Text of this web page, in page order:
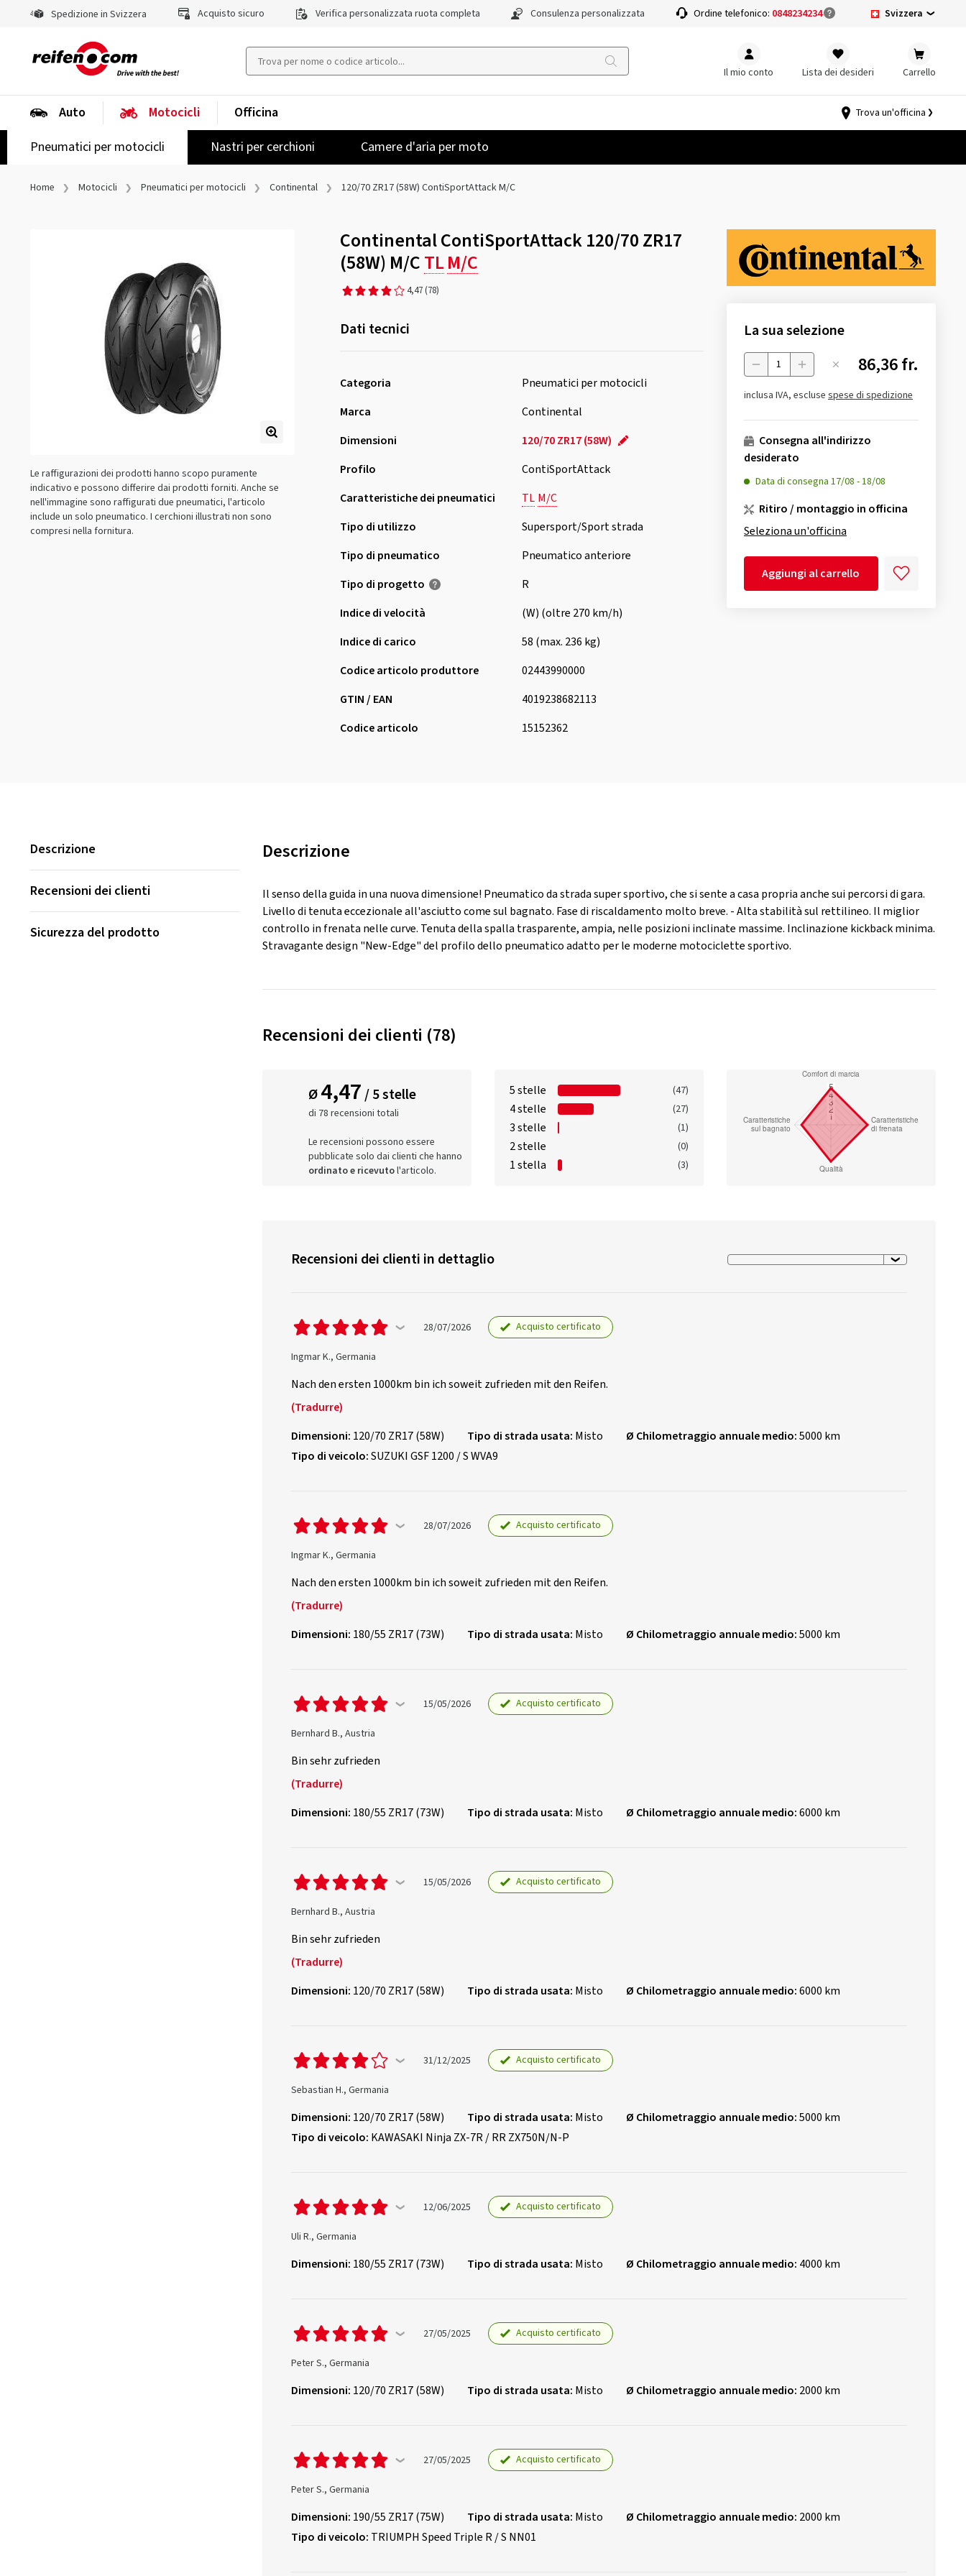
Spedizione in Svizzera Acquisto sicuro Verifica personalizzata ruota completa Consulenza personalizzata Ordine telefonico: 0848234234 Svizzera
Il mio conto Lista dei desideri Carrello
Auto
Motocicli
Pneumatici per motocicli
Nastri per cerchioni Camere d'aria per moto
Officina Trova un'officina
Home Motocicli Pneumatici per motocicli Continental 120/70 ZR17 (58W) ContiSportAttack M/C
Le raffigurazioni dei prodotti hanno scopo puramente
indicativo e possono differire dai prodotti forniti. Anche se
nell'immagine sono raffigurati due pneumatici, l'articolo
include un solo pneumatico. I cerchioni illustrati non sono
compresi nella fornitura.
Continental ContiSportAttack 120/70 ZR17
(58W) M/CTLM/C
4,47 (78)
Dati tecnici
Categoria
Pneumatici per motocicli
Marca
Continental
Dimensioni
120/70 ZR17 (58W)
Profilo
ContiSportAttack
Caratteristiche dei pneumatici
TL M/C
Tipo di utilizzo
Supersport/Sport strada
Tipo di pneumatico
Pneumatico anteriore
Tipo di progetto
R
Indice di velocità
(W) (oltre 270 km/h)
Indice di carico
58 (max. 236 kg)
Codice articolo produttore
02443990000
GTIN / EAN
4019238682113
Codice articolo
15152362
La sua selezione
Menge 86,36 fr.
inclusa IVA, escluse spese di spedizione
Consegna all'indirizzo
desiderato
Data di consegna 17/08 -18/08
Ritiro / montaggio in officina
Seleziona un'officina
Aggiungi al carrello
Descrizione
Recensioni dei clienti
Sicurezza del prodotto
Descrizione
Il senso della guida in una nuova dimensione! Pneumatico da strada super sportivo, che si sente a casa propria anche sui percorsi di gara.
Livello di tenuta eccezionale all'asciutto come sul bagnato. Fase di riscaldamento molto breve. - Alta stabilità sul rettilineo. Il miglior
controllo in frenata nelle curve. Tenuta della spalla trasparente, ampia, nelle posizioni inclinate massime. Inclinazione kickback minima.
Stravagante design "New-Edge" del profilo dello pneumatico adatto per le moderne motociclette sportivo.
Recensioni dei clienti (78)
Ø4,47/ 5 stelle
di 78 recensioni totali
Le recensioni possono essere
pubblicate solo dai clienti che hanno
ordinato e ricevutol'articolo.
5 stelle (47)
4 stelle (27)
3 stelle (1)
2 stelle (0)
1 stella (3)
Recensioni dei clienti in dettaglio
28/07/2026 Acquisto certificato
Ingmar K., Germania
Nach den ersten 1000km bin ich soweit zufrieden mit den Reifen.
(Tradurre)
Dimensioni: 120/70 ZR17 (58W) Tipo di strada usata: Misto Ø Chilometraggio annuale medio:5000 km
Tipo di veicolo:SUZUKI GSF 1200 / S WVA9
28/07/2026 Acquisto certificato
Ingmar K., Germania
Nach den ersten 1000km bin ich soweit zufrieden mit den Reifen.
(Tradurre)
Dimensioni: 180/55 ZR17 (73W) Tipo di strada usata: Misto Ø Chilometraggio annuale medio:5000 km
15/05/2026 Acquisto certificato
Bernhard B., Austria
Bin sehr zufrieden
(Tradurre)
Dimensioni: 180/55 ZR17 (73W) Tipo di strada usata: Misto Ø Chilometraggio annuale medio:6000 km
15/05/2026 Acquisto certificato
Bernhard B., Austria
Bin sehr zufrieden
(Tradurre)
Dimensioni: 120/70 ZR17 (58W) Tipo di strada usata: Misto Ø Chilometraggio annuale medio:6000 km
31/12/2025 Acquisto certificato
Sebastian H., Germania
Dimensioni: 120/70 ZR17 (58W) Tipo di strada usata: Misto Ø Chilometraggio annuale medio:5000 km
Tipo di veicolo: KAWASAKI Ninja ZX-7R / RR ZX750N/N-P
12/06/2025 Acquisto certificato
Uli R., Germania
Dimensioni: 180/55 ZR17 (73W) Tipo di strada usata: Misto Ø Chilometraggio annuale medio: 4000 km
27/05/2025 Acquisto certificato
Peter S., Germania
Dimensioni: 120/70 ZR17 (58W) Tipo di strada usata: Misto Ø Chilometraggio annuale medio: 2000 km
27/05/2025 Acquisto certificato
Peter S., Germania
Dimensioni: 190/55 ZR17 (75W) Tipo di strada usata: Misto Ø Chilometraggio annuale medio: 2000 km
Tipo di veicolo: TRIUMPH Speed Triple R / S NN01